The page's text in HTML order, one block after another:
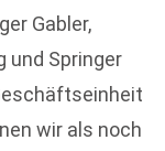
Gabler,
und Springer
wir als noch